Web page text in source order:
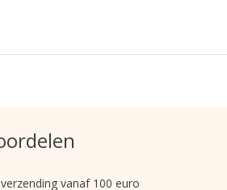
vanaf 100 euro